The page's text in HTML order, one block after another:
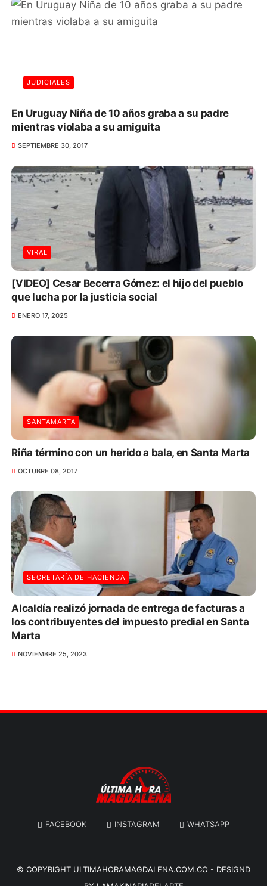
JUDICIALES
En Uruguay Niña de 10 años graba a su padre
mientras violaba a su amiguita
SEPTIEMBRE 30, 2017
VIRAL
[VIDEO] Cesar Becerra Gómez: el hijo del pueblo
que lucha por la justicia social
ENERO 17, 2025
SANTAMARTA
Riña término con un herido a bala, en Santa Marta
OCTUBRE 08, 2017
SECRETARÍA DE HACIENDA
Alcaldía realizó jornada de entrega de facturas a
los contribuyentes del impuesto predial en Santa
Marta
NOVIEMBRE 25, 2023
FACEBOOK INSTAGRAM WHATSAPP
© COPYRIGHT ULTIMAHORAMAGDALENA.COM.CO - DESIGND